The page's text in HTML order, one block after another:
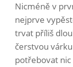
Nicméně v
nejprve
trvat příliš
čerstvou
potřebovat nic